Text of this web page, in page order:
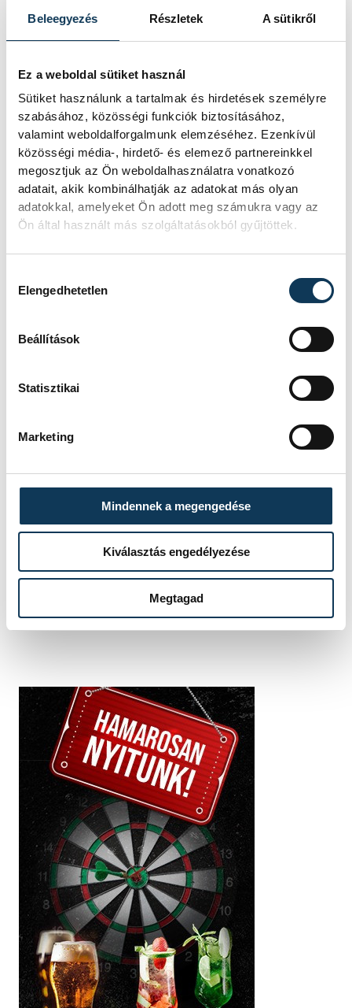
Beleegyezés Részletek A sütikről
Ez a weboldal sütiket használ
Sütiket használunk a tartalmak és hirdetések személyre
szabásához, közösségi funkciók biztosításához,
valamint weboldalforgalmunk elemzéséhez. Ezenkívül
közösségi média-, hirdető- és elemező partnereinkkel
megosztjuk az Ön weboldalhasználatra vonatkozó
adatait, akik kombinálhatják az adatokat más olyan
adatokkal, amelyeket Ön adott meg számukra vagy az
Ön által használt más szolgáltatásokból gyűjtöttek.
Elengedhetetlen
Beállítások
Statisztikai
Marketing
Mindennek a megengedése
Kiválasztás engedélyezése
Megtagad
korábban Pakson Böde Dániellel. Kiemelte,
magát, azaz tudja, milyen, ha két,
fizikálisabb csatár együtt futballozik.
A magyar válogatott az európai vb-
selejtező F csoportjának első fordulójában
Írország vendége lesz szombaton, három
nappal később pedig a Nemzetek Ligája-
sport
SZERZŐ
vehir.hu